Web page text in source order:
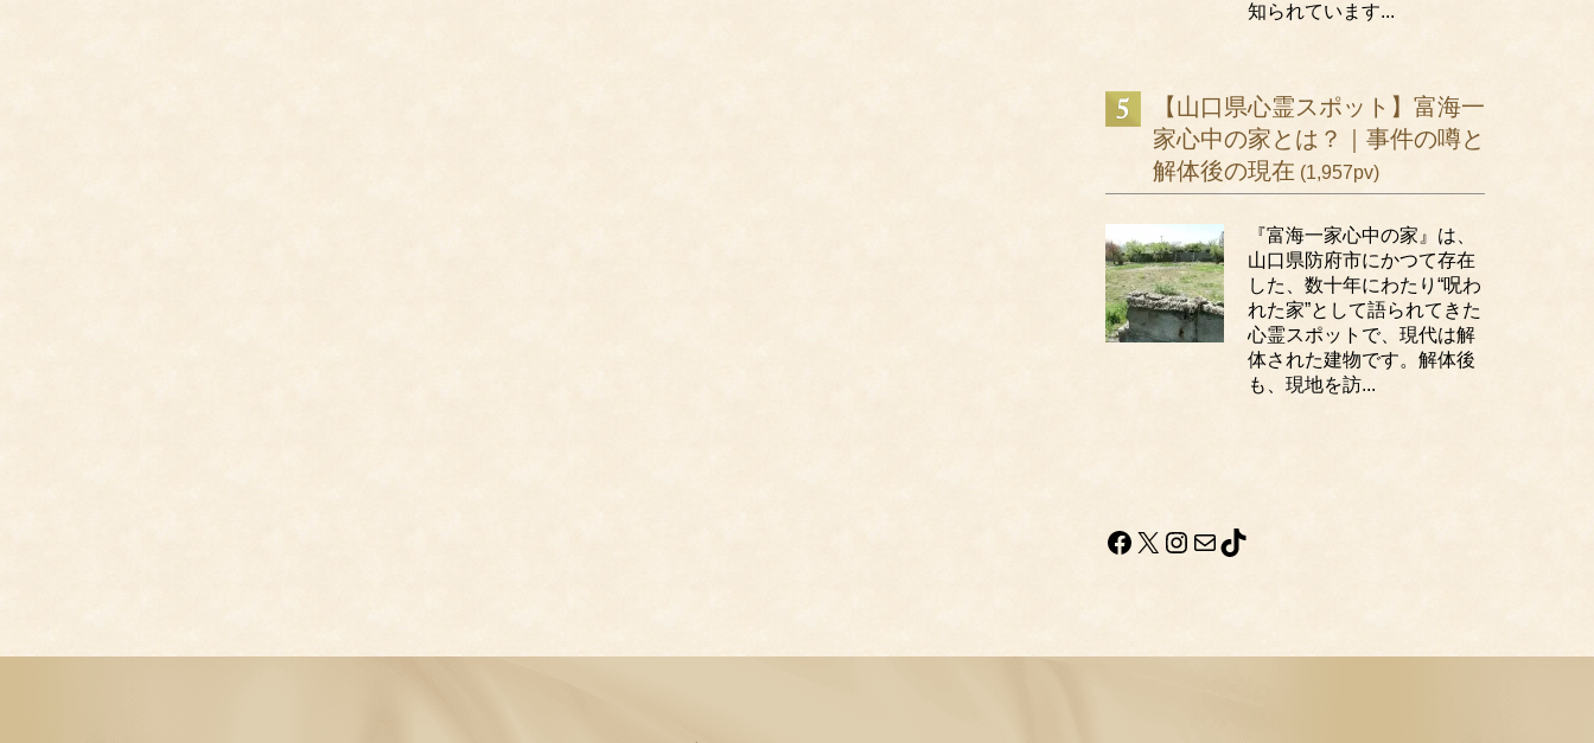
知られています...
【山口県心霊スポット】富海一
家心中の家とは？｜事件の噂と
解体後の現在 (1,957pv)
『富海一家心中の家』は、
山口県防府市にかつて存在
した、数十年にわたり“呪わ
れた家”として語られてきた
心霊スポットで、現代は解
体された建物です。解体後
も、現地を訪...
Facebook
X Instagram
メールTikTok